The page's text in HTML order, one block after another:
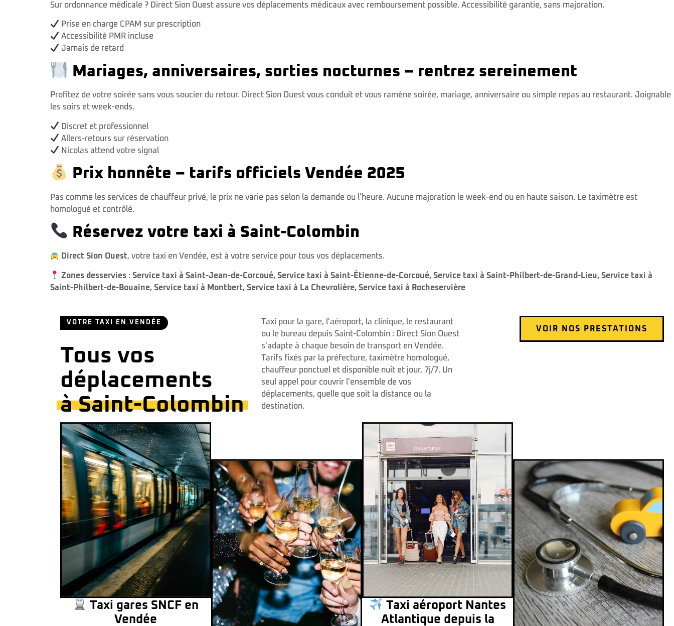
Sur ordonnance médicale ? Direct Sion Ouest assure vos déplacements médicaux avec remboursement possible. Accessibilité garantie, sans majoration.
Prise en charge CPAM sur prescription
Accessibilité PMR incluse
Jamais de retard
Mariages, anniversaires, sorties nocturnes – rentrez sereinement
Profitez de votre soirée sans vous soucier du retour. Direct Sion Ouest vous conduit et vous ramène soirée, mariage, anniversaire ou simple repas au restaurant. Joignable
les soirs et week-ends.
Discret et professionnel
Allers-retours sur réservation
Nicolas attend votre signal
Prix honnête – tarifs officiels Vendée 2025
Pas comme les services de chauffeur privé, le prix ne varie pas selon la demande ou l'heure. Aucune majoration le week-end ou en haute saison. Le taximètre est
homologué et contrôlé.
Réservez votre taxi à Saint-Colombin
Direct Sion Ouest, votre taxi en Vendée, est à votre service pour tous vos déplacements.
Zones desservies :Service taxi à Saint-Jean-de-Corcoué,Service taxi à Saint-Étienne-de-Corcoué,Service taxi à Saint-Philbert-de-Grand-Lieu,Service taxi à
Saint-Philbert-de-Bouaine, Service taxi à Montbert, Service taxi à La Chevrolière, Service taxi à Rocheservière
VOTRE TAXI EN VENDÉE
Tous vos
déplacements
à Saint-Colombin
Taxi pour la gare, l'aéroport, la clinique, le restaurant
ou le bureau depuis Saint-Colombin : Direct Sion Ouest
s'adapte à chaque besoin de transport en Vendée.
Tarifs fixés par la préfecture, taximètre homologué,
chauffeur ponctuel et disponible nuit et jour, 7j/7. Un
seul appel pour couvrir l'ensemble de vos
déplacements, quelle que soit la distance ou la
destination.
VOIR NOS PRESTATIONS
Taxi gares SNCF en
Vendée
Taxi aéroport Nantes
Atlantique depuis la